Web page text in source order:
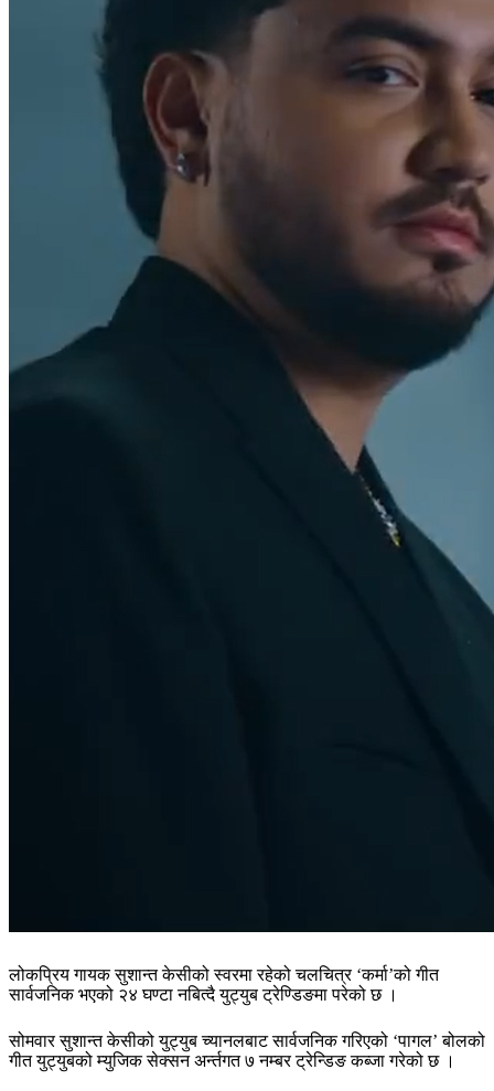
लोकप्रिय गायक सुशान्त केसीको स्वरमा रहेको चलचित्र ‘कर्मा’को गीत
सार्वजनिक भएको २४ घण्टा नबित्दै युट्युब ट्रेण्डिङमा परेको छ ।
सोमवार सुशान्त केसीको युट्युब च्यानलबाट सार्वजनिक गरिएको ‘पागल’ बोलको
गीत युट्युबको म्युजिक सेक्सन अर्न्तगत ७ नम्बर ट्रेन्डिङ कब्जा गरेको छ ।